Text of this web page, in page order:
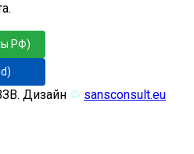
РФ)
Дизайн ♲ sansconsult.eu